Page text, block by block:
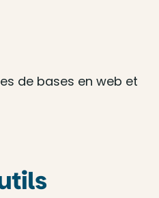
de bases en web et